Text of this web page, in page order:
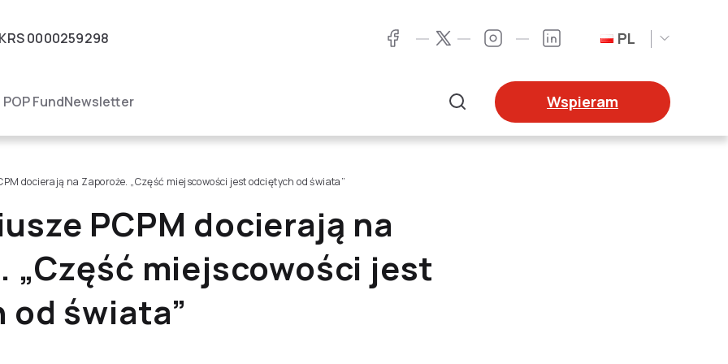
KRS0000259298 FacebookTwitter InstagramLinkedIn PL
POP FundNewsletter
Wspieram
docierają na Zaporoże. „Część miejscowości jest odciętych od świata”
PCPM docierają na
„Część miejscowości jest
świata”